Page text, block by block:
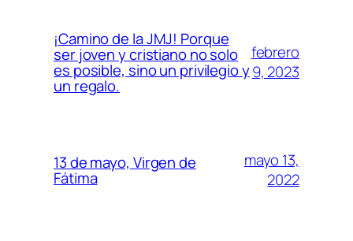
¡Camino de la JMJ! Porque
ser joven y cristiano no solo
es posible, sino un privilegio y
un regalo.
febrero
9, 2023
13 de mayo, Virgen de
Fátima
mayo 13,
2022